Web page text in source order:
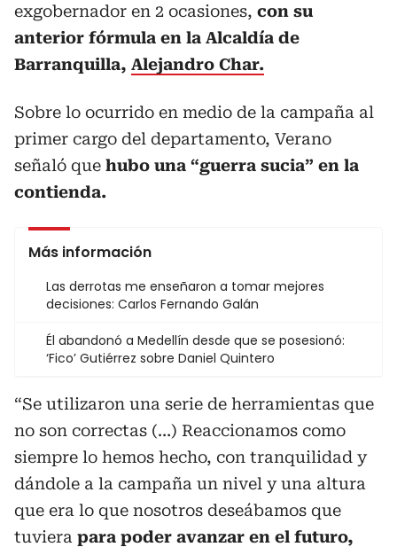
exgobernador en 2 ocasiones, con su
anterior fórmula en la Alcaldía de
Barranquilla, Alejandro Char.
Sobre lo ocurrido en medio de la campaña al
primer cargo del departamento, Verano
señaló que hubo una “guerra sucia” en la
contienda.
Más información
Las derrotas me enseñaron a tomar mejores
decisiones: Carlos Fernando Galán
Él abandonó a Medellín desde que se posesionó:
‘Fico’ Gutiérrez sobre Daniel Quintero
“Se utilizaron una serie de herramientas que
no son correctas (…) Reaccionamos como
siempre lo hemos hecho, con tranquilidad y
dándole a la campaña un nivel y una altura
que era lo que nosotros deseábamos que
tuviera para poder avanzar en el futuro,